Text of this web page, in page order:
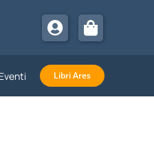
Eventi Libri Ares